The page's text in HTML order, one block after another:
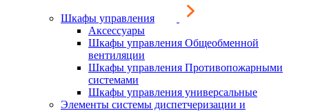
Шкафы управления
Аксессуары
Шкафы управления Общеобменной
вентиляции
Шкафы управления Противопожарными
системами
Шкафы управления универсальные
Элементы системы диспетчеризации и